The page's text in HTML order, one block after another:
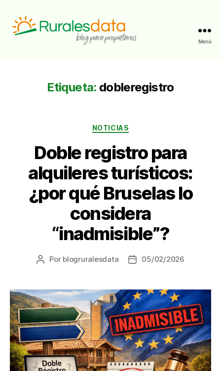
Menú
Etiqueta: dobleregistro
Categorías
NOTICIAS
Doble registro para
alquileres turísticos:
¿por qué Bruselas lo
considera
“inadmisible”?
Autor
entrada
Por blogruralesdata
Fecha
entrada
05/02/2026